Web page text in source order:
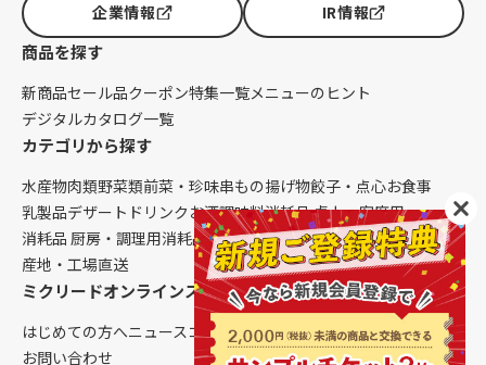
企業情報 IR情報
商品を探す
新商品セール品クーポン特集一覧メニューのヒント
デジタルカタログ一覧
カテゴリから探す
水産物肉類野菜類前菜・珍味串もの揚げ物餃子・点心お食事
乳製品デザート ドリンク お酒調味料消耗品 卓上・客席用
消耗品 厨房・調理用消耗品 クレンリネス生鮮品（配送便限定）
産地・工場直送
ミクリードオンラインストアについて
はじめての方へニュースコラムご利用ガイド会社概要
お問い合わせ